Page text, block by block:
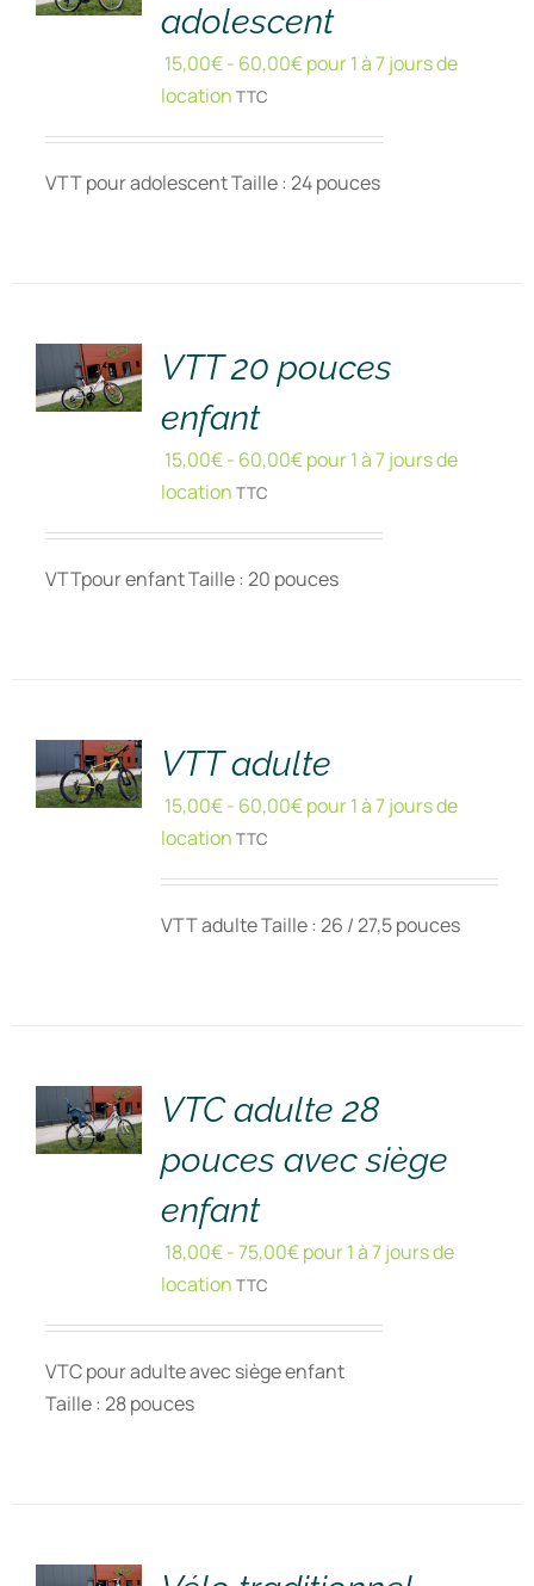
adolescent
15,00€- 60,00€pour 1 à 7 jours de
location TTC
VTT pour adolescent Taille : 24 pouces
DÉTAILS
VTT 20 pouces
enfant
15,00€- 60,00€pour 1 à 7 jours de
location TTC
VTTpour enfant Taille : 20 pouces
DÉTAILS
VTT adulte
15,00€- 60,00€pour 1 à 7 jours de
location TTC
VTT adulte Taille : 26 / 27,5 pouces
DÉTAILS
VTC adulte 28
pouces avec siège
enfant
18,00€-75,00€pour 1 à 7 jours de
location TTC
VTC pour adulte avec siège enfant
Taille : 28 pouces
DÉTAILS